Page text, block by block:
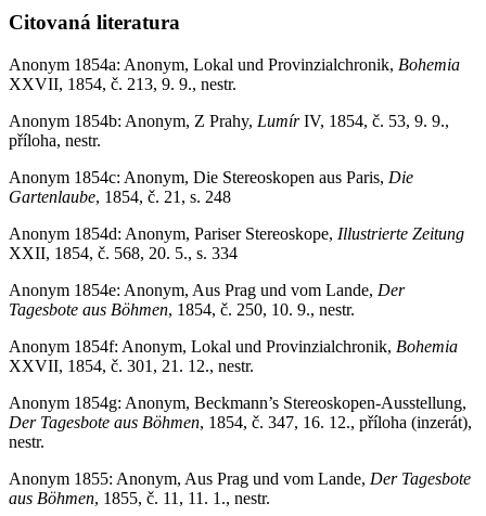
Citovaná literatura
Anonym 1854a: Anonym, Lokal und Provinzialchronik, Bohemia
XXVII, 1854, č. 213, 9. 9., nestr.
Anonym 1854b: Anonym, Z Prahy, LumírIV, 1854, č. 53, 9. 9.,
příloha, nestr.
Anonym 1854c: Anonym, Die Stereoskopen aus Paris, Die
Gartenlaube, 1854, č. 21, s. 248
Anonym 1854d: Anonym, Pariser Stereoskope, Illustrierte Zeitung
XXII, 1854, č. 568, 20. 5., s. 334
Anonym 1854e: Anonym, Aus Prag und vom Lande, Der
Tagesbote aus Böhmen, 1854, č. 250, 10. 9., nestr.
Anonym 1854f: Anonym, Lokal und Provinzialchronik, Bohemia
XXVII, 1854, č. 301, 21. 12., nestr.
Anonym 1854g: Anonym, Beckmann’s Stereoskopen-Ausstellung,
Der Tagesbote aus Böhmen, 1854, č. 347, 16. 12., příloha (inzerát),
nestr.
Anonym 1855: Anonym, Aus Prag und vom Lande, Der Tagesbote
aus Böhmen, 1855, č. 11, 11. 1., nestr.